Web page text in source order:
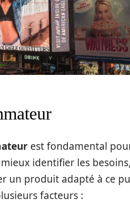
est fondamental
identifier les
un produit adapté à ce
facteurs :